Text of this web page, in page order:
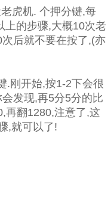
虎机. 个押分键,每
上的步骤,大概10次老
后就不要在按了,(亦
.刚开始,按1-2下会很
发现,再5分5分的比
再翻1280,注意了,这
,就可以了!